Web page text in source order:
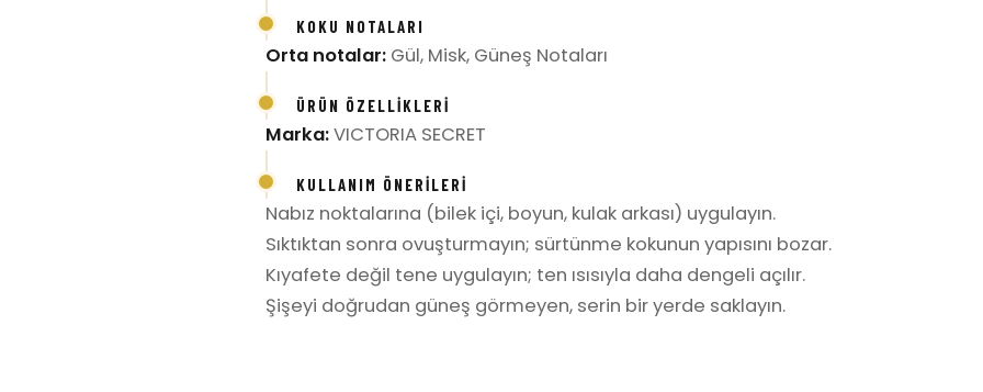
KOKU NOTALARI
Orta notalar: Gül, Misk, Güneş Notaları
ÜRÜN ÖZELLIKLERI
Marka:VICTORIA SECRET
KULLANIM ÖNERILERI
Nabız noktalarına (bilek içi, boyun, kulak arkası) uygulayın.
Sıktıktan sonra ovuşturmayın; sürtünme kokunun yapısını bozar.
Kıyafete değil tene uygulayın; ten ısısıyla daha dengeli açılır.
Şişeyi doğrudan güneş görmeyen, serin bir yerde saklayın.